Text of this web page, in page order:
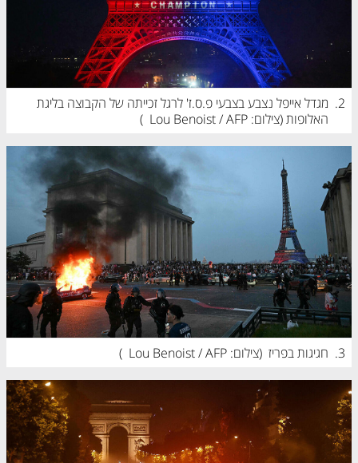
2.
האלופות (צילום: Lou Benoist / AFP )
3. חגיגות בפריז  (צילום: Lou Benoist / AFP )